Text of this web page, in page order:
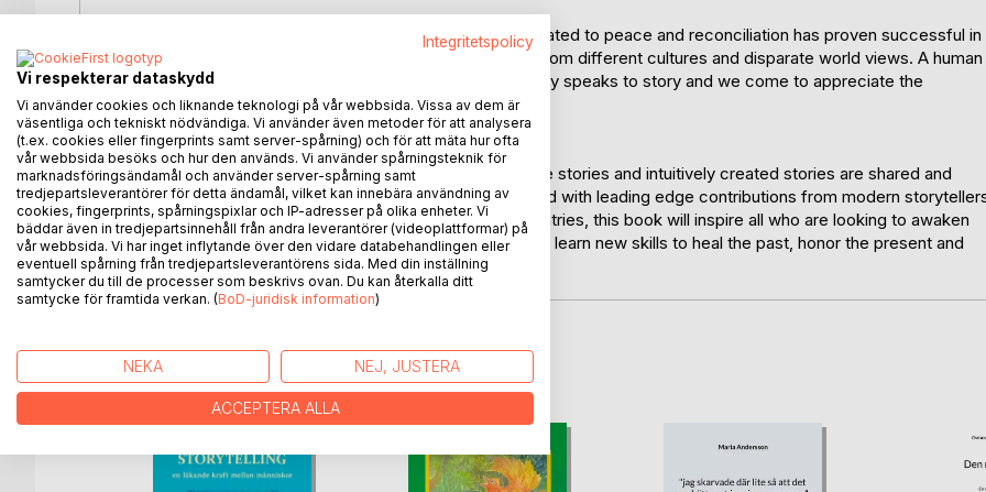
During times of turbulence and conflict, storytelling dedicated to peace and reconciliation has proven successful in
creating a common ground between people of all ages, from different cultures and disparate world views. A human
culture is cultivated, engendering a free space where story speaks to story and we come to appreciate the
uniqueness of everyone´s contribution to a more
inclusive and resilient society.
In rich and lively picture language myths, wisdom tales, life stories and intuitively created stories are shared and
everyone has a voice. Full of practical examples combined with leading edge contributions from modern
at work in places like Israel, Kurdistan and the Nordic countries, this book will inspire all who are looking to awaken
positivity and enthusiasm wherever they are. Here you will learn new skills to heal the past, honor the present and
create sustainable futures together with others.
ANDRA TITLAR HOSBoD
Integritetspolicy
Vi respekterar dataskydd
Vi använder cookies och liknande teknologi på vår webbsida. Vissa av dem är
väsentliga och tekniskt nödvändiga. Vi använder även metoder för att analysera
(t.ex. cookies eller fingerprints samt server-spårning) och för att mäta hur ofta
vår webbsida besöks och hur den används. Vi använder spårningsteknik för
marknadsföringsändamål och använder server-spårning samt
tredjepartsleverantörer för detta ändamål, vilket kan innebära användning av
cookies, fingerprints, spårningspixlar och IP-adresser på olika enheter. Vi
bäddar även in tredjepartsinnehåll från andra leverantörer (videoplattformar) på
vår webbsida. Vi har inget inflytande över den vidare databehandlingen eller
eventuell spårning från tredjepartsleverantörens sida. Med din inställning
samtycker du till de processer som beskrivs ovan. Du kan återkalla ditt
samtycke för framtida verkan. (BoD-juridisk information)
NEKA NEJ, JUSTERA
ACCEPTERA ALLA